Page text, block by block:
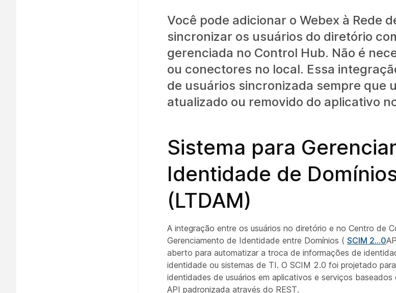
Você pode adicionar o Webex à Rede
sincronizar os usuários do diretório
gerenciada no Control Hub. Não é
ou conectores no local. Essa
de usuários sincronizada sempre que
atualizado ou removido do aplicativo
Sistema para
Identidade de
(LTDAM)
A integração entre os usuários no diretório e no Centro de
Gerenciamento de Identidade entre Domínios ( SCIM 2...0
aberto para automatizar a troca de informações de
identidade ou sistemas de TI. O SCIM 2.0 foi projetado
identidades de usuários em aplicativos e serviços baseados
API padronizada através do REST.